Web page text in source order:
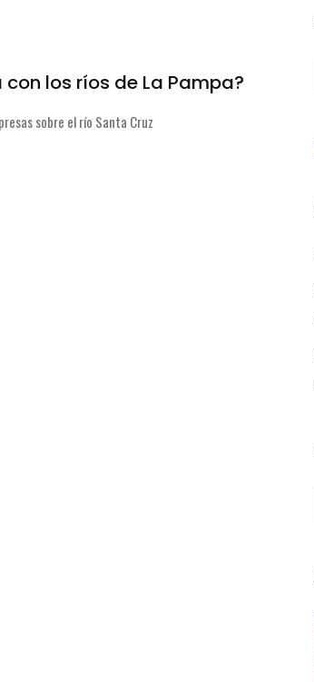
con los ríos de La Pampa?
sobre el río Santa Cruz